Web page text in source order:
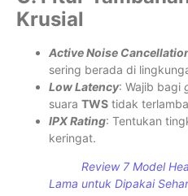
Krusial
Active Noise
sering berada di
Low Latency: Wajib bagi
suara TWS tidak
IPX Rating: Tentukan
keringat.
Review 7 Model
Lama untuk Dipakai